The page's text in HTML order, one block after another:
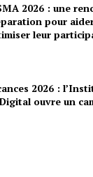
2026 : une
pour
leur
2026 :
ouvre un